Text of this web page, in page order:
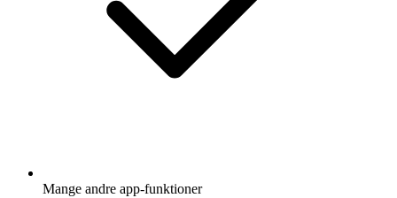
Mange andre app-funktioner